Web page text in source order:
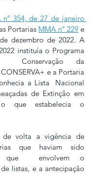
nº 354, de 27 de janeiro
Portarias MMA nº 229
dezembro de 2022. A
instituía o Programa
Conservação da
e a Portaria
a Lista  Nacional
de Extinção em
que estabelecia o
de volta a vigência de
que haviam sido
que  envolvem o
listas, e a antecipação